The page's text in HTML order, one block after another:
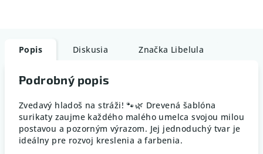
Popis Diskusia Značka Libelula
Podrobný popis
Zvedavý hladoš na stráži! 🐾🌿 Drevená šablóna
surikaty zaujme každého malého umelca svojou milou
postavou a pozorným výrazom. Jej jednoduchý tvar je
ideálny pre rozvoj kreslenia a farbenia.